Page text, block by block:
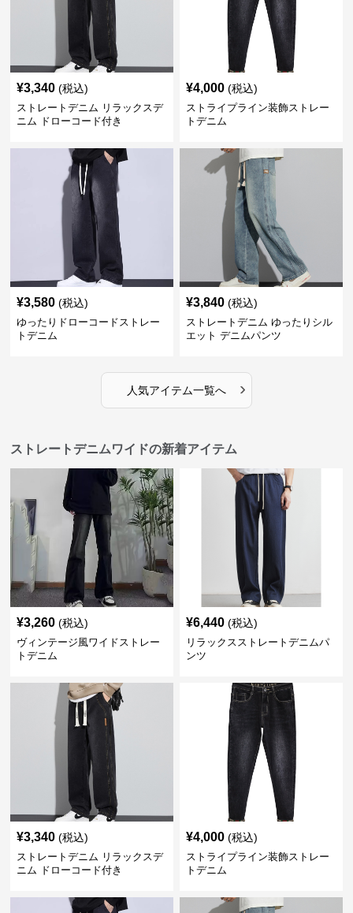
¥3,340 (税込)
ストレートデニム リラックスデ
ニム ドローコード付き
¥4,000 (税込)
ストライプライン装飾ストレー
トデニム
¥3,580 (税込)
ゆったりドローコードストレー
トデニム
¥3,840 (税込)
ストレートデニム ゆったりシル
エット デニムパンツ
人気アイテム一覧へ ›
ストレートデニムワイドの新着アイテム
¥3,260 (税込)
ヴィンテージ風ワイドストレー
トデニム
¥6,440 (税込)
リラックスストレートデニムパ
ンツ
¥3,340 (税込)
ストレートデニム リラックスデ
ニム ドローコード付き
¥4,000 (税込)
ストライプライン装飾ストレー
トデニム